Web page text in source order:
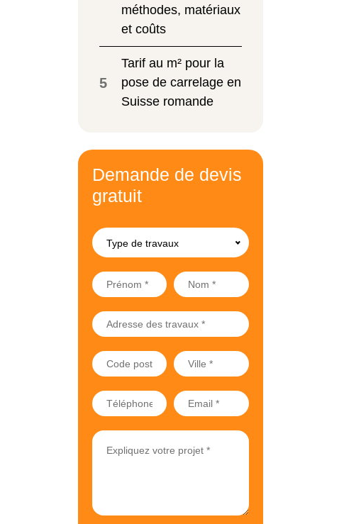
méthodes, matériaux
et coûts
5
Tarif au m² pour la
pose de carrelage en
Suisse romande
Demande de devis
gratuit
Type de travaux